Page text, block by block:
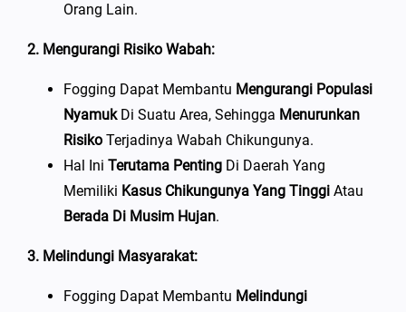
Orang Lain.
2. Mengurangi Risiko Wabah:
Fogging Dapat Membantu Mengurangi Populasi
NyamukDi Suatu Area, Sehingga Menurunkan
Risiko Terjadinya Wabah Chikungunya.
Hal Ini Terutama Penting Di Daerah Yang
Memiliki Kasus Chikungunya Yang Tinggi Atau
Berada Di Musim Hujan.
3. Melindungi Masyarakat:
Fogging Dapat Membantu Melindungi